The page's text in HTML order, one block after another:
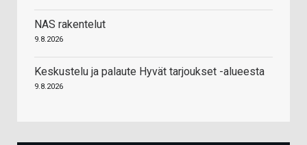
NAS rakentelut
9.8.2026
Keskustelu ja palaute Hyvät tarjoukset -alueesta
9.8.2026